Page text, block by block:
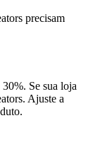
precisam
Se sua loja
Ajuste a